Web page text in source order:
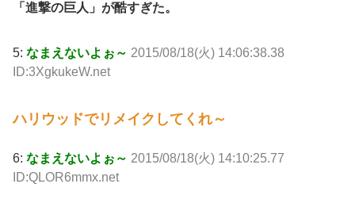
「進撃の巨人」が酷すぎた。
5: なまえないよぉ～ 2015/08/18(火) 14:06:38.38
ID:3XgkukeW.net
ハリウッドでリメイクしてくれ～
6: なまえないよぉ～ 2015/08/18(火) 14:10:25.77
ID:QLOR6mmx.net